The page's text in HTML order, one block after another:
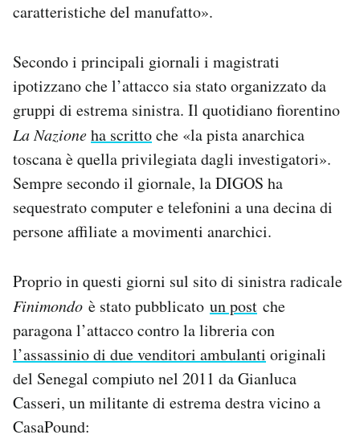
Esci
caratteristiche del manufatto».
Secondo i principali giornali i magistrati
ipotizzano che l’attacco sia stato organizzato da
gruppi di estrema sinistra. Il quotidiano fiorentino
La Nazioneha scrittoche «la pista anarchica
toscana è quella privilegiata dagli investigatori».
Sempre secondo il giornale, la DIGOS ha
sequestrato computer e telefonini a una decina di
persone affiliate a movimenti anarchici.
Proprio in questi giorni sul sito di sinistra radicale
Finimondo è stato pubblicato un post che
paragona l’attacco contro la libreria con
l’assassinio di due venditori ambulanti originali
del Senegal compiuto nel 2011 da Gianluca
Casseri, un militante di estrema destra vicino a
CasaPound: